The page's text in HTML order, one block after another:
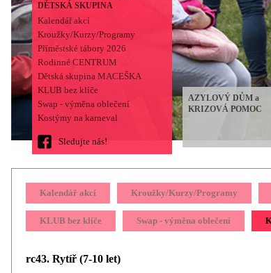
DĚTSKÁ SKUPINA
Kalendář akcí
Kroužky/Kurzy/Programy
Příměstské tábory 2026
Rodinné CENTRUM
Dětská skupina MACEŠKA
KLUB bez klíče
Swap - výměna oblečení
Kostýmy na karneval
Sledujte nás!
AZYLOVÝ DŮM a
KRIZOVÁ POMOC
Kalendář akcí Kroužky/Kurzy/Programy
KLUB bez klíče Swap - výměna oblečení
rc43. Rytíř (7-10 let)